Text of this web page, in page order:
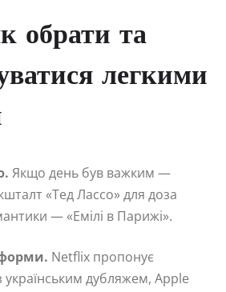
обрати та
легкими
Якщо день був важким —
«Тед Лассо» для доза
— «Емілі в Парижі».
Netflix пропонує
українським дубляжем, Apple